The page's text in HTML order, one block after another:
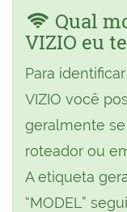
Qual
VIZIO eu
Para
VIZIO você
geralmente
roteador ou
A etiqueta
“MODEL”